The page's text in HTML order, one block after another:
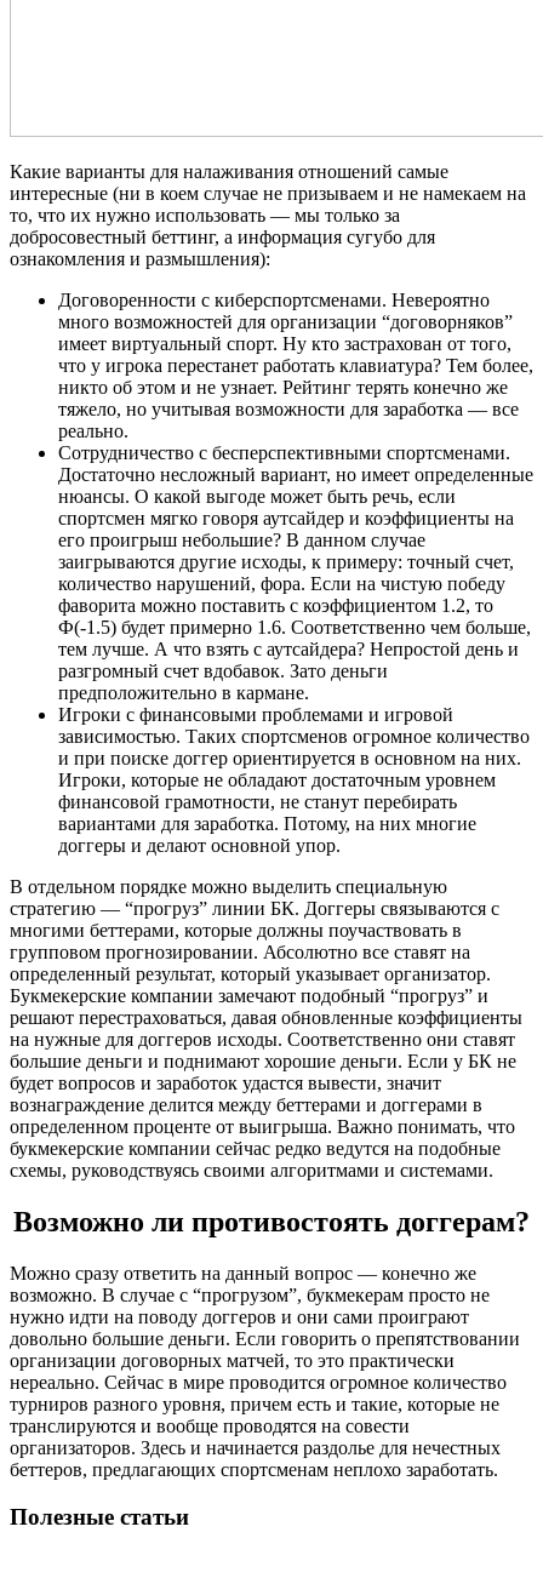
Какие варианты для налаживания отношений самые
интересные (ни в коем случае не призываем и не намекаем на
то, что их нужно использовать — мы только за
добросовестный беттинг, а информация сугубо для
ознакомления и размышления):
Договоренности с киберспортсменами. Невероятно
много возможностей для организации “договорняков”
имеет виртуальный спорт. Ну кто застрахован от того,
что у игрока перестанет работать клавиатура? Тем более,
никто об этом и не узнает. Рейтинг терять конечно же
тяжело, но учитывая возможности для заработка — все
реально.
Сотрудничество с бесперспективными спортсменами.
Достаточно несложный вариант, но имеет определенные
нюансы. О какой выгоде может быть речь, если
спортсмен мягко говоря аутсайдер и коэффициенты на
его проигрыш небольшие? В данном случае
заигрываются другие исходы, к примеру: точный счет,
количество нарушений, фора. Если на чистую победу
фаворита можно поставить с коэффициентом 1.2, то
Ф(-1.5) будет примерно 1.6. Соответственно чем больше,
тем лучше. А что взять с аутсайдера? Непростой день и
разгромный счет вдобавок. Зато деньги
предположительно в кармане.
Игроки с финансовыми проблемами и игровой
зависимостью. Таких спортсменов огромное количество
и при поиске доггер ориентируется в основном на них.
Игроки, которые не обладают достаточным уровнем
финансовой грамотности, не станут перебирать
вариантами для заработка. Потому, на них многие
доггеры и делают основной упор.
В отдельном порядке можно выделить специальную
стратегию — “прогруз” линии БК. Доггеры связываются с
многими беттерами, которые должны поучаствовать в
групповом прогнозировании. Абсолютно все ставят на
определенный результат, который указывает организатор.
Букмекерские компании замечают подобный “прогруз” и
решают перестраховаться, давая обновленные коэффициенты
на нужные для доггеров исходы. Соответственно они ставят
большие деньги и поднимают хорошие деньги. Если у БК не
будет вопросов и заработок удастся вывести, значит
вознаграждение делится между беттерами и доггерами в
определенном проценте от выигрыша. Важно понимать, что
букмекерские компании сейчас редко ведутся на подобные
схемы, руководствуясь своими алгоритмами и системами.
Возможно ли противостоять доггерам?
Можно сразу ответить на данный вопрос — конечно же
возможно. В случае с “прогрузом”, букмекерам просто не
нужно идти на поводу доггеров и они сами проиграют
довольно большие деньги. Если говорить о препятствовании
организации договорных матчей, то это практически
нереально. Сейчас в мире проводится огромное количество
турниров разного уровня, причем есть и такие, которые не
транслируются и вообще проводятся на совести
организаторов. Здесь и начинается раздолье для нечестных
беттеров, предлагающих спортсменам неплохо заработать.
Полезные статьи